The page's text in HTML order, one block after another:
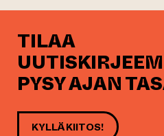
TILAA
PYSY AJAN
KYLLÄ KIITOS!